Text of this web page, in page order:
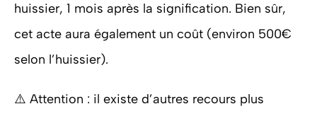
huissier, 1 mois après la signification. Bien sûr,
cet acte aura également un coût (environ 500€
selon l’huissier).
⚠️ Attention : il existe d’autres recours plus